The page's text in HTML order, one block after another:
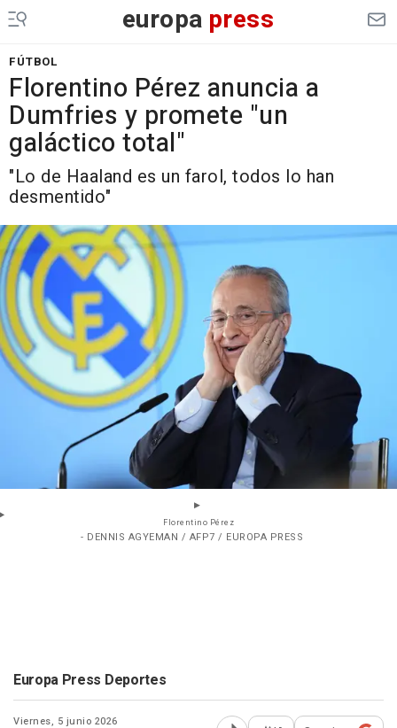
europa press
FÚTBOL
Florentino Pérez anuncia a
Dumfries y promete "un
galáctico total"
"Lo de Haaland es un farol, todos lo han
desmentido"
Florentino Pérez
- DENNIS AGYEMAN / AFP7 / EUROPA PRESS
Europa Press Deportes
Viernes, 5 junio 2026